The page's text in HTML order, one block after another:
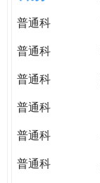
格。r
e
普通科
普通科
普通科
普通科
普通科
普通科